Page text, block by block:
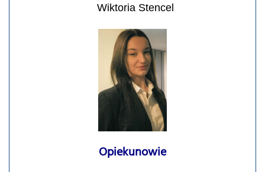
Wiktoria Stencel
Opiekunowie